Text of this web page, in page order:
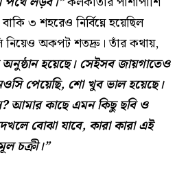
৩ শহরেও নির্বিঘ্নে হয়েছিল
নিয়েও অকপট শতদ্রু। তাঁর কথায়,
অনুষ্ঠান হয়েছে। সেইসব জায়গাতেও
পেয়েছি, শো খুব ভাল হয়েছে।
আমার কাছে এমন কিছু ছবি ও
বোঝা যাবে, কারা কারা এই
চক্রী।”